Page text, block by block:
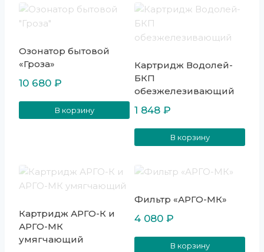
Озонатор бытовой
«Гроза»
10 680 ₽
В корзину
Картридж Водолей-
БКП
обезжелезивающий
1 848 ₽
В корзину
Картридж АРГО-К и
АРГО-МК
умягчающий
Фильтр «АРГО-МК»
4 080 ₽
В корзину